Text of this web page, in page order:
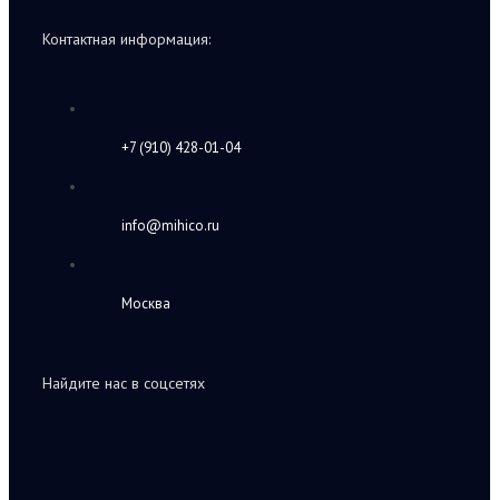
Контактная информация:
+7 (910) 428-01-04
info@mihico.ru
Москва
Найдите нас в соцсетях